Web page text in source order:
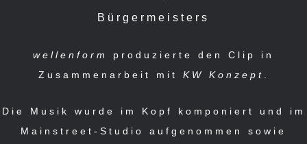
Bürgermeisters
wellenform
produzierte den Clip in
Zusammenarbeit mit KW Konzept .
Die Musik wurde im Kopf komponiert und im
Mainstreet-Studio aufgenommen sowie